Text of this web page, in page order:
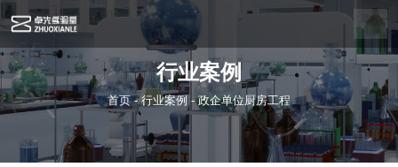
行业案例
首页-行业案例 -政企单位厨房工程